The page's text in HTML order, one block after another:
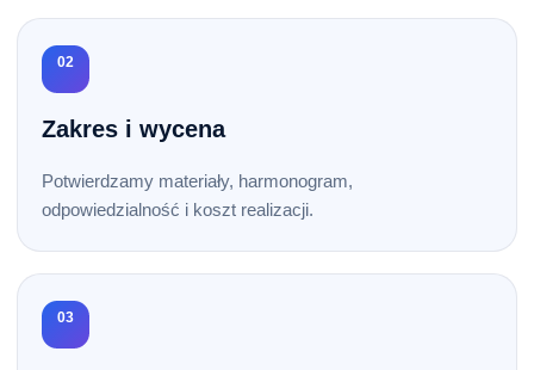
02
Zakres i wycena
Potwierdzamy materiały, harmonogram,
odpowiedzialność i koszt realizacji.
03